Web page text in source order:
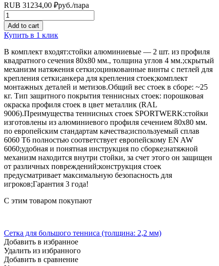
RUB 31234,00 ₽руб./пара
Quantity
Add to cart
Купить в 1 клик
В комплект входят:стойки алюминиевые — 2 шт. из профиля
квадратного сечения 80х80 мм., толщина углов 4 мм.;скрытый
механизм натяжения сетки;оцинкованные винты с петлей для
крепления сетки;анкера для крепления стоек;комплект
монтажных деталей и метизов.Общий вес стоек в сборе: ~25
кг. Тип защитного покрытия теннисных стоек: порошковая
окраска профиля стоек в цвет металлик (RAL
9006).Преимущества теннисных стоек SPORTWERK:стойки
изготовлены из алюминиевого профиля сечением 80х80 мм.
по европейским стандартам качества;используемый сплав
6060 Т6 полностью соответствует европейскому EN AW
6060;удобная и понятная инструкция по сборке;натяжной
механизм находится внутри стойки, за счет этого он защищен
от различных повреждений;конструкция стоек
предусматривает максимальную безопасность для
игроков;Гарантия 3 года!
С этим товаром покупают
Сетка для большого тенниса (толщина: 2,2 мм)
Добавить в избранное
Удалить из избранного
Добавить в сравнение